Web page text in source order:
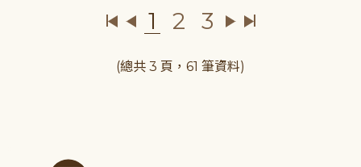
1 2 3
(總共 3 頁，61 筆資料)